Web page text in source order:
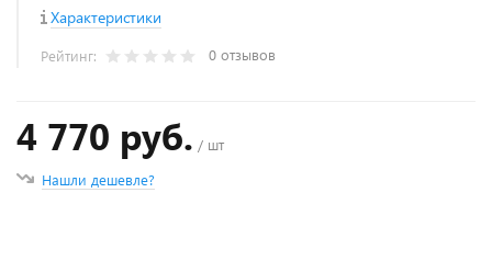
Характеристики
Рейтинг: 0 отзывов
4 770 руб. / шт
Нашли дешевле?